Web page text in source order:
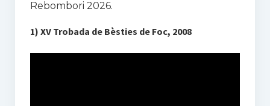
Àlbum
Rebombori 2026.
1) XV Trobada de Bèsties de Foc, 2008